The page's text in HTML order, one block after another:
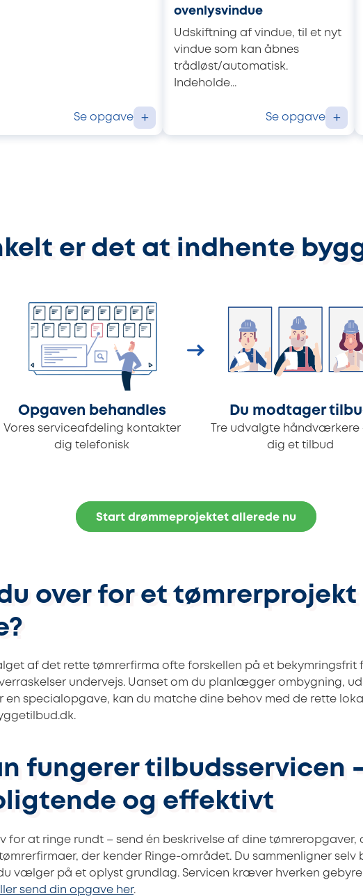
Se opgave +
ovenlysvindue
Udskiftning af vindue, til et nyt
vindue som kan åbnes
trådløst/automatisk.
Indeholde...
Se opgave +
er det at indhente
Opgaven behandles
Vores serviceafdeling kontakter
dig telefonisk
Du modtager
Tre udvalgte håndværkere
dig et tilbud
Start drømmeprojektet allerede nu
over for et tømrerprojekt
af det rette tømrerfirma ofte forskellen på et bekymringsfrit
undervejs. Uanset om du planlægger ombygning,
en specialopgave, kan du matche dine behov med de rette
fungerer tilbudsservicen
og effektivt
for at ringe rundt – send én beskrivelse af dine
der kender Ringe-området. Du sammenligner selv
vælger på et oplyst grundlag. Servicen kræver hverken
send din opgave her.